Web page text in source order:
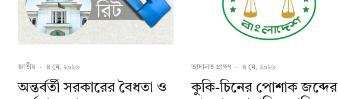
জাতীয় · ৪ মে, ২০২৬
অন্তর্বর্তী সরকারের বৈধতা ও
আদালত প্রাঙ্গণ · ৪ মে, ২০২৬
কুকি-চিনের পোশাক জব্দের